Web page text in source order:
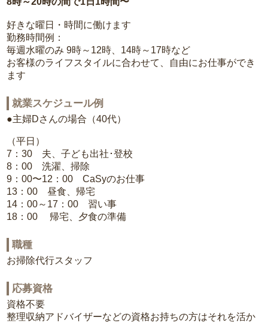
好きな曜日・時間に働けます
勤務時間例：
毎週水曜のみ 9時～12時、14時～17時など
お客様のライフスタイルに合わせて、自由にお仕事ができ
ます
就業スケジュール例
●主婦Dさんの場合（40代）
（平日）
7：30 夫、子ども出社･登校
8：00 洗濯、掃除
9：00〜12：00 CaSyのお仕事
13：00 昼食、帰宅
14：00～17：00 習い事
18：00 帰宅、夕食の準備
職種
お掃除代行スタッフ
応募資格
資格不要
整理収納アドバイザーなどの資格お持ちの方はそれを活か